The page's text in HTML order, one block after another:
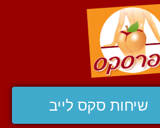
שיחות סקס לייב